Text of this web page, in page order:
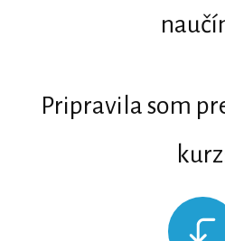
Pripravila som